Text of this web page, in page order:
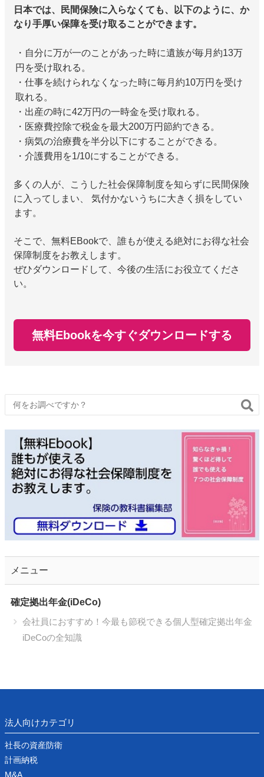
日本では、民間保険に入らなくても、以下のように、か
なり手厚い保障を受け取ることができます。
・自分に万が一のことがあった時に遺族が毎月約13万
円を受け取れる。
・仕事を続けられなくなった時に毎月約10万円を受け
取れる。
・出産の時に42万円の一時金を受け取れる。
・医療費控除で税金を最大200万円節約できる。
・病気の治療費を半分以下にすることができる。
・介護費用を1/10にすることができる。
多くの人が、こうした社会保障制度を知らずに民間保険
に入ってしまい、 気付かないうちに大きく損をしてい
ます。
そこで、無料EBookで、誰もが使える絶対にお得な社会
保障制度をお教えします。
ぜひダウンロードして、今後の生活にお役立てくださ
い。
無料Ebookを今すぐダウンロードする
メニュー
確定拠出年金(iDeCo)
会社員におすすめ！今最も節税できる個人型確定拠出年金
iDeCoの全知識
法人向けカテゴリ
社長の資産防衛
計画納税
M&A